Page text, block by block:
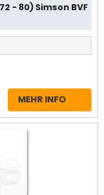
- 80) Simson BVF
MEHR INFO